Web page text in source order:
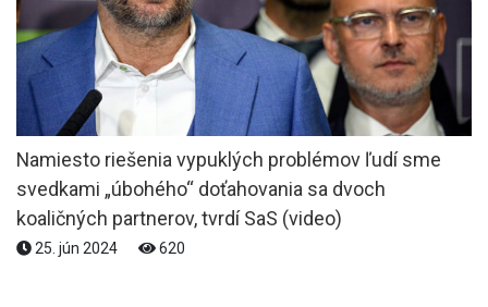
Namiesto riešenia vypuklých problémov ľudí sme
svedkami „úbohého“ doťahovania sa dvoch
koaličných partnerov, tvrdí SaS (video)
25. jún 2024 620